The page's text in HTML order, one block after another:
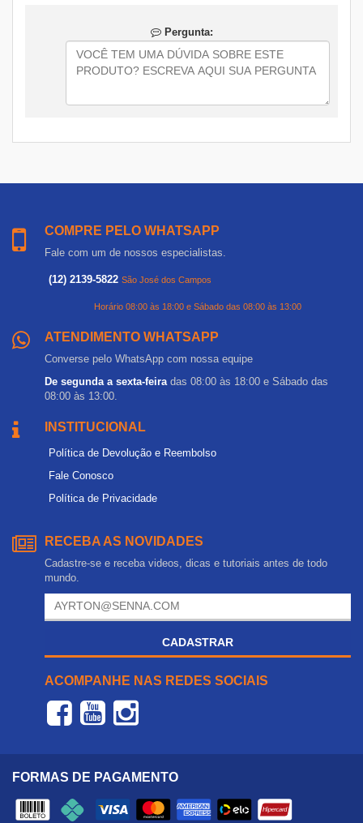
Pergunta:
COMPRE PELO WHATSAPP
Fale com um de nossos especialistas.
(12) 2139-5822 São José dos Campos
Horário 08:00 às 18:00 e Sábado das 08:00 às 13:00
ATENDIMENTO WHATSAPP
Converse pelo WhatsApp com nossa equipe
De segunda a sexta-feira das 08:00 às 18:00 e Sábado das
08:00 às 13:00.
INSTITUCIONAL
Política de Devolução e Reembolso
Fale Conosco
Política de Privacidade
RECEBA AS NOVIDADES
Cadastre-se e receba videos, dicas e tutoriais antes de todo
mundo.
CADASTRAR
ACOMPANHE NAS REDES SOCIAIS
FORMAS DE PAGAMENTO